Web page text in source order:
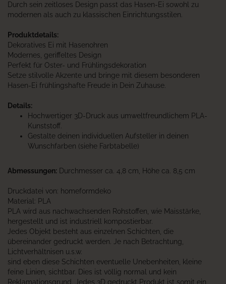
Durch sein zeitloses Design passt das Hasen-Ei sowohl zu
modernen als auch zu klassischen Einrichtungsstilen.
Produktdetails:
Dekoratives Ei mit Hasenohren
Modernes, geriffeltes Design
Perfekt für Oster- und Frühlingsdekoration
Setze stilvolle Akzente und bringe mit diesem besonderen
Hasen-Ei frühlingshafte Freude in Dein Zuhause.
Details:
Hochwertiger 3D-Druck aus umweltfreundlichem PLA-
Kunststoff.
Gestalte deinen individuellen Aufsteller in deinen
Wunschfarben (siehe Farbtabelle)
Abmessungen: Durchmesser ca. 4,8 cm, Höhe ca. 8,5 cm
Druckdatei von: homeformdeko
Material: PLA
PLA wird aus nachwachsenden Rohstoffen, wie Maisstärke,
hergestellt und ist industriell kompostierbar.
Jedes Objekt besteht aus einzelnen Schichten, die
übereinander gedruckt werden. Je nach Betrachtung,
Lichtverhältnisen u.s.w.
sind eben diese Schichten eventuelle Unebenheiten, kleine
feine Linien, sichtbar. Dies ist völlig normal und kein
Reklamationsgrund. Jedes 3D gedruckt Produkt ist somit ein